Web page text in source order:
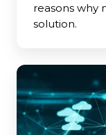
reasons why
solution.
Why
organisations
switch
to